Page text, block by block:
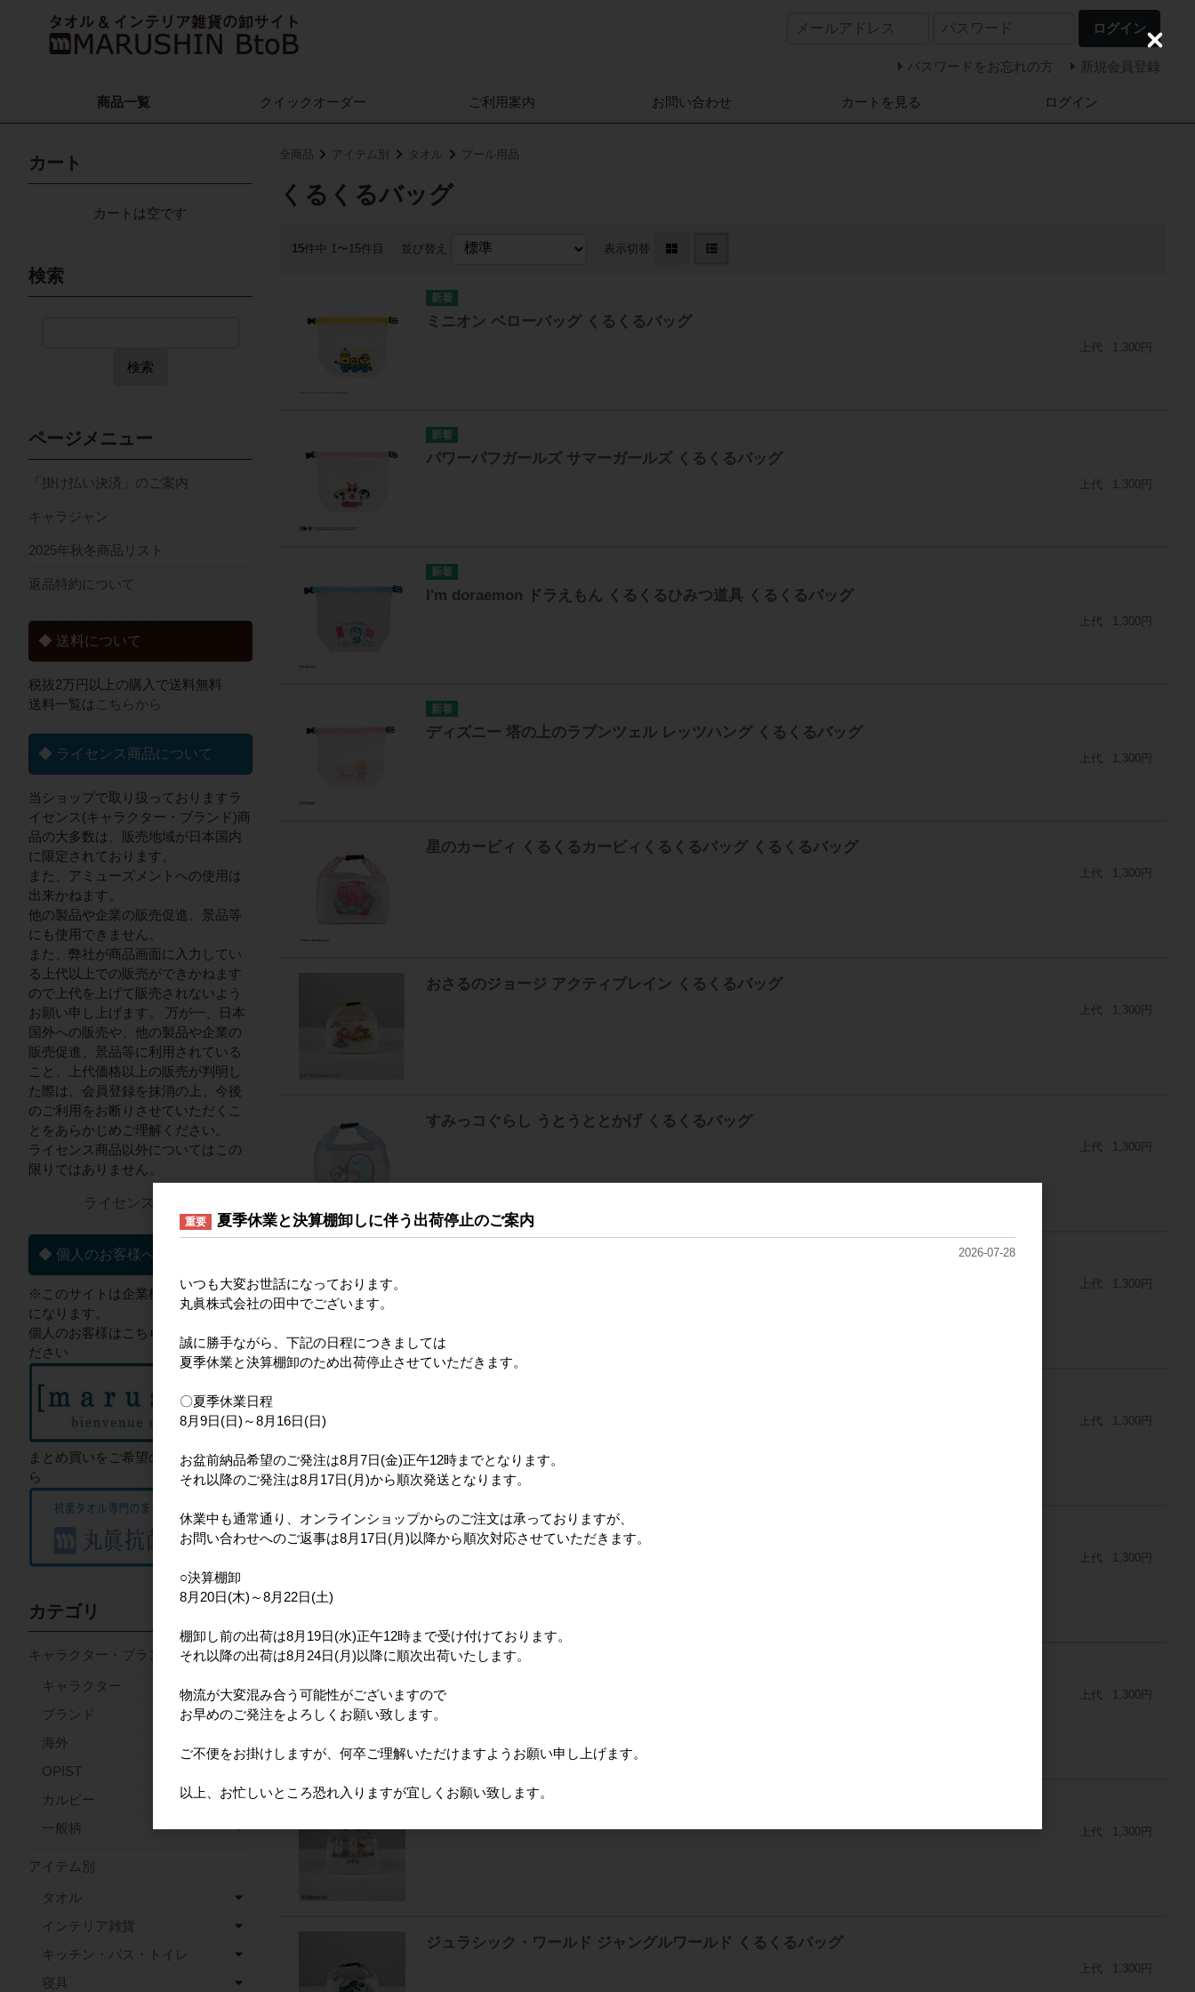
ログイン
パスワードをお忘れの方 新規会員登録
商品一覧 クイック オーダー ご利用案内 お問い合わせ カートを見る ログイン
全商品 アイテム別 タオル プール用品
くるくるバッグ
15件中 1〜15件目 並び替え 表示切替
ミニオン ベローバッグ くるくるバッグ
上代 1,300円
パワーパフガールズ サマーガールズ くるくるバッグ
上代 1,300円
I'm doraemon ドラえもん くるくるひみつ道具 くるくるバッグ
上代 1,300円
ディズニー 塔の上のラプンツェル レッツハング くるくるバッグ
上代 1,300円
星のカービィ くるくるカービィくるくるバッグ くるくるバッグ
上代 1,300円
おさるのジョージ アクティブレイン くるくるバッグ
上代 1,300円
すみっコぐらし うとうととかげ くるくるバッグ
上代 1,300円
上代 1,300円
上代 1,300円
ディズニー くまのプーさん クリアハチミツ くるくるバッグ
上代 1,300円
トムとジェリー スケートボードタイム くるくるバッグ
上代 1,300円
miffy ミッフィー くるくるミッフィー くるくるバッグ
上代 1,300円
ジュラシック・ワールド ジャングルワールド くるくるバッグ
上代 1,300円
カート
カートは空です
検索
検索
ページメニュー
「掛け払い決済」のご案内
キャラジャン
2025年秋冬商品リスト
返品特約について
◆ 送料について
税抜2万円以上の購入で送料無料
送料一覧は こちらから
◆ ライセンス商品について
当ショップで取り扱っておりますラ
イセンス(キャラクター・ブランド)商
品の大多数は、販売地域が日本国内
に限定されております。
また、アミューズメントへの使用は
出来かねます。
他の製品や企業の販売促進、景品等
にも使用できません。
また、弊社が商品画面に入力してい
る上代以上での販売ができかねます
ので上代を上げて販売されないよう
お願い申し上げます。 万が一、日本
国外への販売や、他の製品や企業の
販売促進、景品等に利用されている
こと、上代価格以上の販売が判明し
た際は、会員登録を抹消の上、今後
のご利用をお断りさせていただくこ
とをあらかじめご理解ください。
ライセンス商品以外についてはこの
限りではありません。
ライセンス一覧▼
◆ 個人のお客様へ
※このサイトは企業様向けのサイト
になります。
個人のお客様はこちらからご確認く
ださい
まとめ買いをご希望のお客様はこち
ら
カテゴリ
キャラクター・ブランド
キャラクター
ブランド
海外
OPIST
カルビー
一般柄
アイテム別
タオル
インテリア雑貨
キッチン・バス・トイレ
寝具
重要 夏季休業と決算棚卸しに伴う出荷停止のご案内
2026-07-28
いつも大変お世話になっております。
丸眞株式会社の田中でございます。
誠に勝手ながら、下記の日程につきましては
夏季休業と決算棚卸のため出荷停止させていただきます。
〇夏季休業日程
8月9日(日)～8月16日(日)
お盆前納品希望のご発注は8月7日(金)正午12時までとなります。
それ以降のご発注は8月17日(月)から順次発送となります。
休業中も通常通り、オンラインショップからのご注文は承っておりますが、
お問い合わせへのご返事は8月17日(月)以降から順次対応させていただきます。
○決算棚卸
8月20日(木)～8月22日(土)
棚卸し前の出荷は8月19日(水)正午12時まで受け付けております。
それ以降の出荷は8月24日(月)以降に順次出荷いたします。
物流が大変混み合う可能性がございますので
お早めのご発注をよろしくお願い致します。
ご不便をお掛けしますが、何卒ご理解いただけますようお願い申し上げます。
以上、お忙しいところ恐れ入りますが宜しくお願い致します。
C
l
o